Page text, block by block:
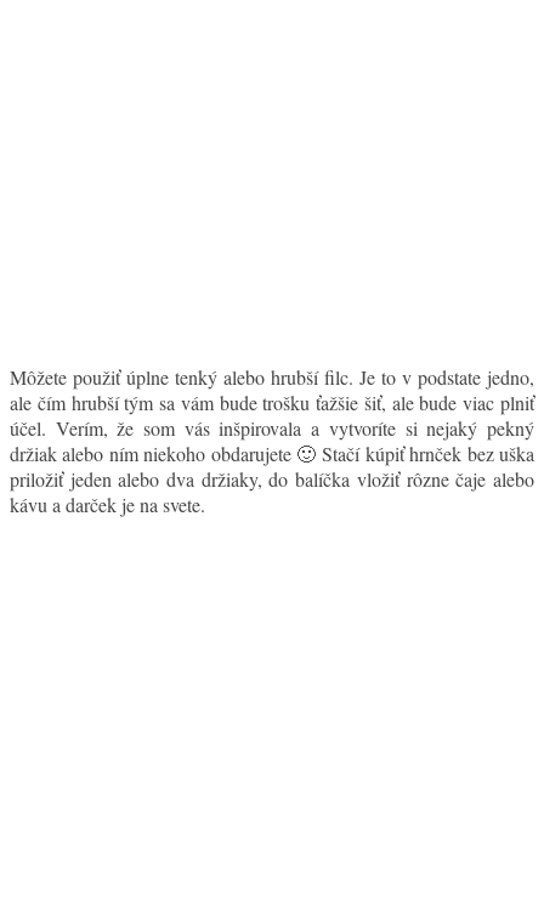
Môžete použiť úplne tenký alebo hrubší filc. Je to v podstate jedno,
ale čím hrubší tým sa vám bude trošku ťažšie šiť, ale bude viac plniť
účel. Verím, že som vás inšpirovala a vytvoríte si nejaký pekný
držiak alebo ním niekoho obdarujete 🙂 Stačí kúpiť hrnček bez uška
priložiť jeden alebo dva držiaky, do balíčka vložiť rôzne čaje alebo
kávu a darček je na svete.